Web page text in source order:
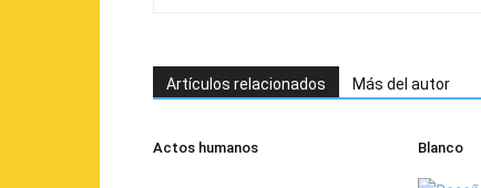
Artículos relacionados Más del autor
Actos humanos Blanco